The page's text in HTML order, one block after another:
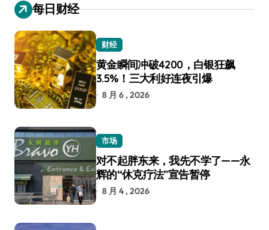
每日财经
财经
黄金瞬间冲破4200，白银狂飙
3.5%！三大利好连夜引爆
8 月 6 , 2026
市场
对不起胖东来，我先不学了——永
辉的“休克疗法”宣告暂停
8 月 4 , 2026